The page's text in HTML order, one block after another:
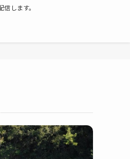
します。